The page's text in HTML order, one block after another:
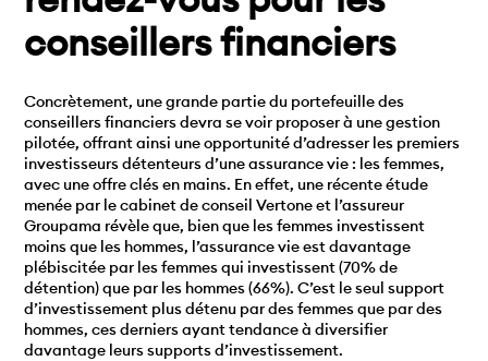
conseillers financiers
Concrètement, une grande partie du portefeuille des
conseillers financiers devra se voir proposer à une gestion
pilotée, offrant ainsi une opportunité d’adresser les premiers
investisseurs détenteurs d’une assurance vie : les femmes,
avec une offre clés en mains. En effet, une récente étude
menée par le cabinet de conseil Vertone et l’assureur
Groupama révèle que, bien que les femmes investissent
moins que les hommes, l’assurance vie est davantage
plébiscitée par les femmes qui investissent (70% de
détention) que par les hommes (66%). C’est le seul support
d’investissement plus détenu par des femmes que par des
hommes, ces derniers ayant tendance à diversifier
davantage leurs supports d’investissement.